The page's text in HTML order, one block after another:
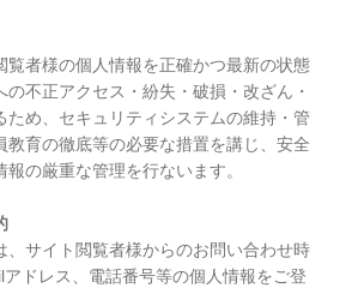
覧者様の個人情報を正確かつ最新の状態
の不正アクセス・紛失・破損・改ざん・
ため、セキュリティシステムの維持・管
教育の徹底等の必要な措置を講じ、安全
の厳重な管理を行ないます。
、サイト閲覧者様からのお問い合わせ時
ドレス、電話番号等の個人情報をご登